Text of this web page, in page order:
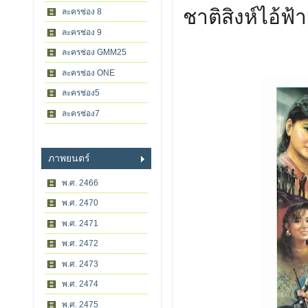
ละครช่อง 8
ละครช่อง 9
ละครช่อง GMM25
ละครช่อง ONE
ละครช่อง5
ละครช่อง7
ภาพยนตร์
พ.ศ. 2466
พ.ศ. 2470
พ.ศ. 2471
พ.ศ. 2472
พ.ศ. 2473
พ.ศ. 2474
พ.ศ. 2475
ชาติสิงห์ไอ้ฟ้